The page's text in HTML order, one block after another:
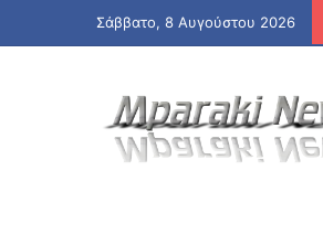
Σάββατο, 8 Αυγούστου 2026